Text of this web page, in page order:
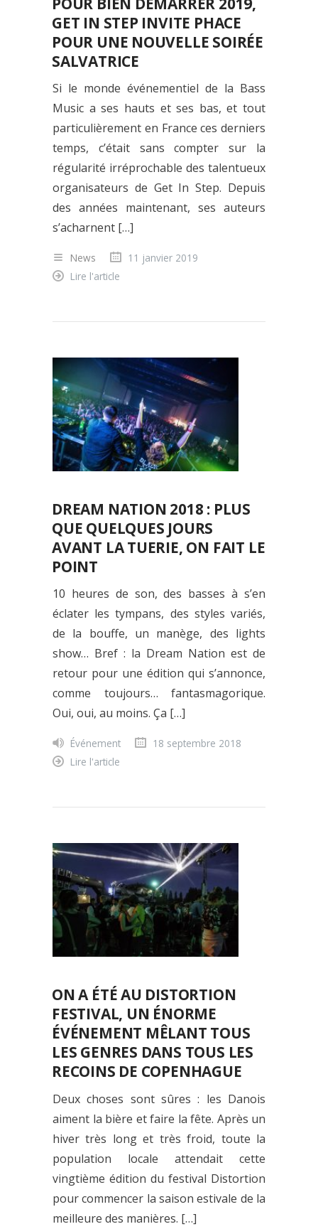
GET IN STEP INVITE PHACE
POUR UNE NOUVELLE SOIRÉE
SALVATRICE
Si le monde événementiel de la Bass
Music a ses hauts et ses bas, et tout
particulièrement en France ces derniers
temps, c’était sans compter sur la
régularité irréprochable des talentueux
organisateurs de Get In Step. Depuis
des années maintenant, ses auteurs
s’acharnent […]
News
11 janvier 2019
Lire l'article
DREAM NATION 2018 : PLUS
QUE QUELQUES JOURS
AVANT LA TUERIE, ON FAIT LE
POINT
10 heures de son, des basses à s’en
éclater les tympans, des styles variés,
de la bouffe, un manège, des lights
show… Bref : la Dream Nation est de
retour pour une édition qui s’annonce,
comme toujours… fantasmagorique.
Oui, oui, au moins. Ça […]
Événement
18 septembre 2018
Lire l'article
ON A ÉTÉ AU DISTORTION
FESTIVAL, UN ÉNORME
ÉVÉNEMENT MÊLANT TOUS
LES GENRES DANS TOUS LES
RECOINS DE COPENHAGUE
Deux choses sont sûres : les Danois
aiment la bière et faire la fête. Après un
hiver très long et très froid, toute la
population locale attendait cette
vingtième édition du festival Distortion
pour commencer la saison estivale de la
meilleure des manières. […]